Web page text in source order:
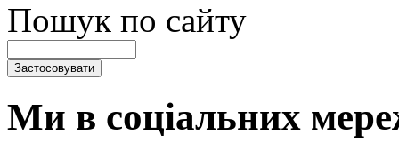
Пошук по сайту
Ми в соціальних